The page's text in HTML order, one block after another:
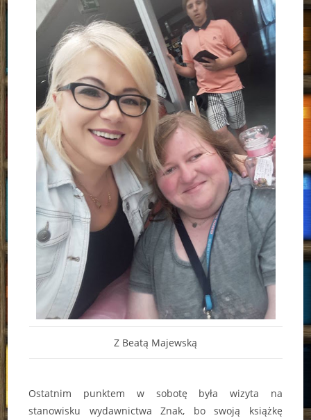
Z Beatą Majewską
Ostatnim punktem w sobotę była wizyta na
stanowisku wydawnictwa Znak, bo swoją książkę